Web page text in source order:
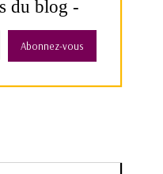
du blog -
Abonnez-vous